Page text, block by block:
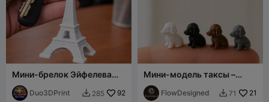
Мини-брелок Эйфелева
башня – парижский
сувенирDuo3DPrint  285 92
Мини-модель таксы –
быстрая печать,
сверхдетализация
FlowDesigned  71 21